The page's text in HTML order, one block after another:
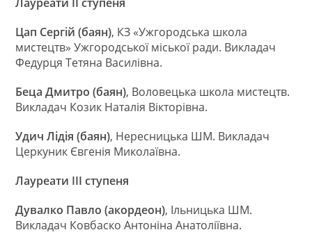
Цап Сергій (баян), КЗ «Ужгородська школа
мистецтв» Ужгородської міської ради. Викладач
Федурця Тетяна Василівна.
Беца Дмитро (баян), Воловецька школа мистецтв.
Викладач Козик Наталія Вікторівна.
Удич Лідія (баян), Нересницька ШМ. Викладач
Церкуник Євгенія Миколаївна.
Лауреати ІІІ ступеня
Дувалко Павло (акордеон), Ільницька ШМ.
Викладач Ковбаско Антоніна Анатоліївна.